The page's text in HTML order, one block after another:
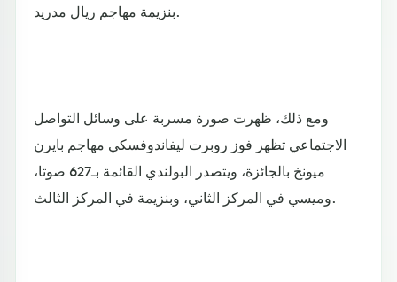
بنزيمة مهاجم ريال مدريد.
ومع ذلك، ظهرت صورة مسربة على وسائل التواصل
الاجتماعي تظهر فوز روبرت ليفاندوفسكي مهاجم بايرن
ميونخ بالجائزة، ويتصدر البولندي القائمة بـ627 صوتا،
وميسي في المركز الثاني، وبنزيمة في المركز الثالث.